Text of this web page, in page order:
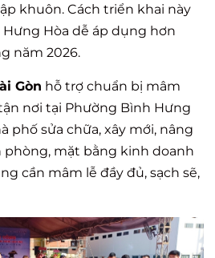
khuôn. Cách triển khai này
Hòa dễ áp dụng hơn
năm 2026.
Gòn hỗ trợ chuẩn bị mâm
nơi tại Phường Bình Hưng
phố sửa chữa, xây mới, nâng
phòng, mặt bằng kinh doanh
cần mâm lễ đầy đủ, sạch sẽ,